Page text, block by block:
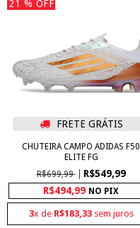
21 % OFF
FRETE GRÁTIS
CHUTEIRA CAMPO ADIDAS F50
ELITE FG
R$699,99
R$549,99
R$494,99 NO PIX
3x de R$183,33sem juros